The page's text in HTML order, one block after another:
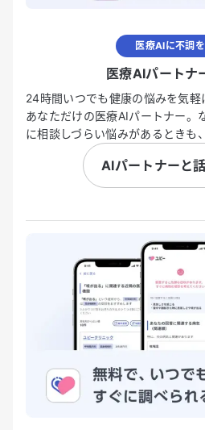
医療AIに不調
医療AIパートナ
24時間いつでも健康の悩みを気軽
あなただけの医療AIパートナー。
に相談しづらい悩みがあるときも
AIパートナーと